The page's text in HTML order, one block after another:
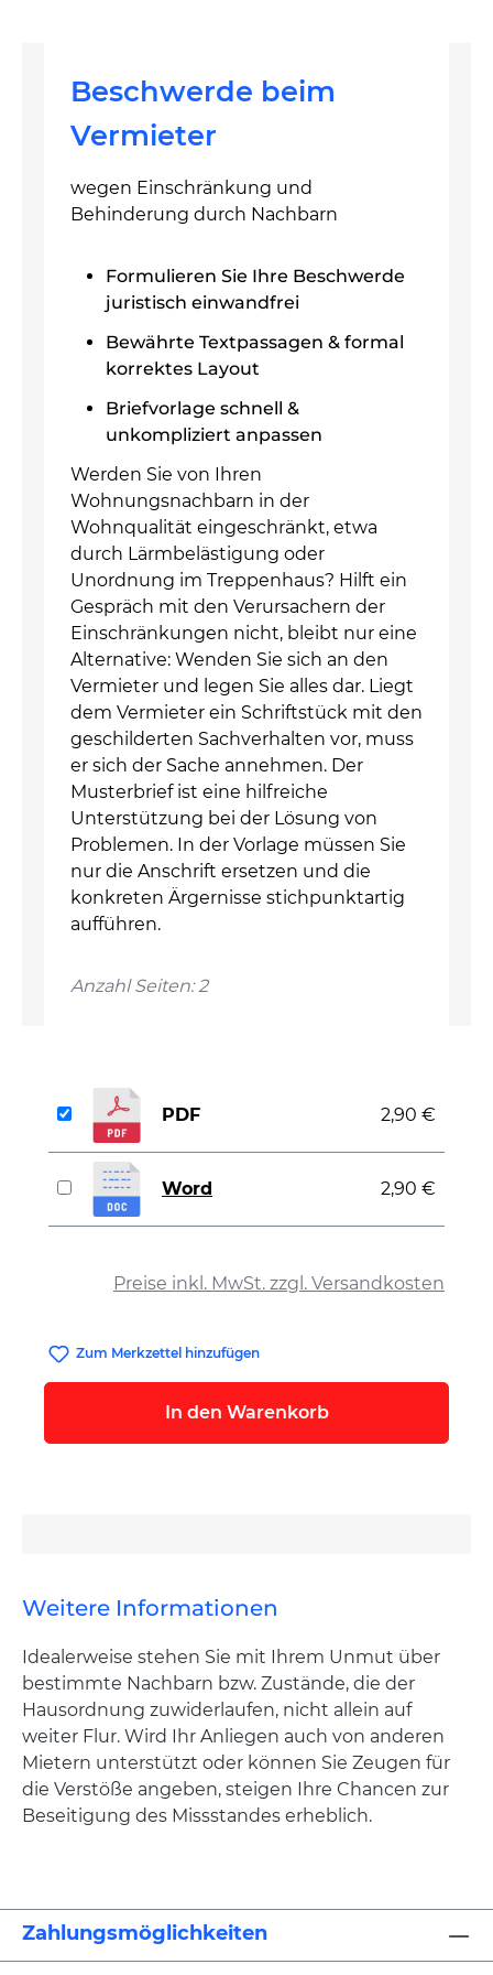
Beschwerde beim
Vermieter
wegen Einschränkung und
Behinderung durch Nachbarn
Formulieren Sie Ihre Beschwerde
juristisch einwandfrei
Bewährte Textpassagen & formal
korrektes Layout
Briefvorlage schnell &
unkompliziert anpassen
Werden Sie von Ihren
Wohnungsnachbarn in der
Wohnqualität eingeschränkt, etwa
durch Lärmbelästigung oder
Unordnung im Treppenhaus? Hilft ein
Gespräch mit den Verursachern der
Einschränkungen nicht, bleibt nur eine
Alternative: Wenden Sie sich an den
Vermieter und legen Sie alles dar. Liegt
dem Vermieter ein Schriftstück mit den
geschilderten Sachverhalten vor, muss
er sich der Sache annehmen. Der
Musterbrief ist eine hilfreiche
Unterstützung bei der Lösung von
Problemen. In der Vorlage müssen Sie
nur die Anschrift ersetzen und die
konkreten Ärgernisse stichpunktartig
aufführen.
Anzahl Seiten: 2
Preise inkl. MwSt. zzgl. Versandkosten
PDF 2,90 €
Word 2,90 €
Zum Merkzettel hinzufügen
In den Warenkorb
Weitere Informationen
Idealerweise stehen Sie mit Ihrem Unmut über
bestimmte Nachbarn bzw. Zustände, die der
Hausordnung zuwiderlaufen, nicht allein auf
weiter Flur. Wird Ihr Anliegen auch von anderen
Mietern unterstützt oder können Sie Zeugen für
die Verstöße angeben, steigen Ihre Chancen zur
Beseitigung des Missstandes erheblich.
Zahlungsmöglichkeiten